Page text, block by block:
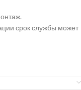
срок службы может